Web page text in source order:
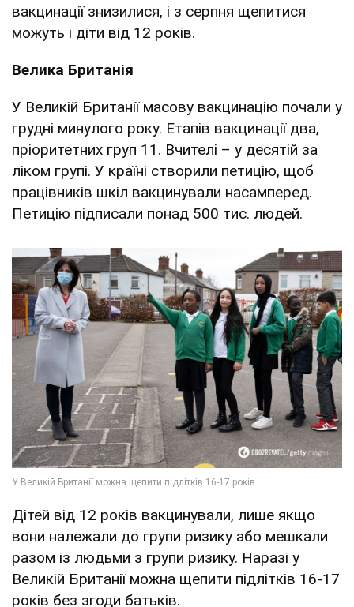
вакцинації знизилися, і з серпня щепитися
можуть і діти від 12 років.
Велика Британія
У Великій Британії масову вакцинацію почали у
грудні минулого року. Етапів вакцинації два,
пріоритетних груп 11. Вчителі – у десятій за
ліком групі. У країні створили петицію, щоб
працівників шкіл вакцинували насамперед.
Петицію підписали понад 500 тис. людей.
Дітей від 12 років вакцинували, лише якщо
вони належали до групи ризику або мешкали
разом із людьми з групи ризику. Наразі у
Великій Британії можна щепити підлітків 16-17
років без згоди батьків.